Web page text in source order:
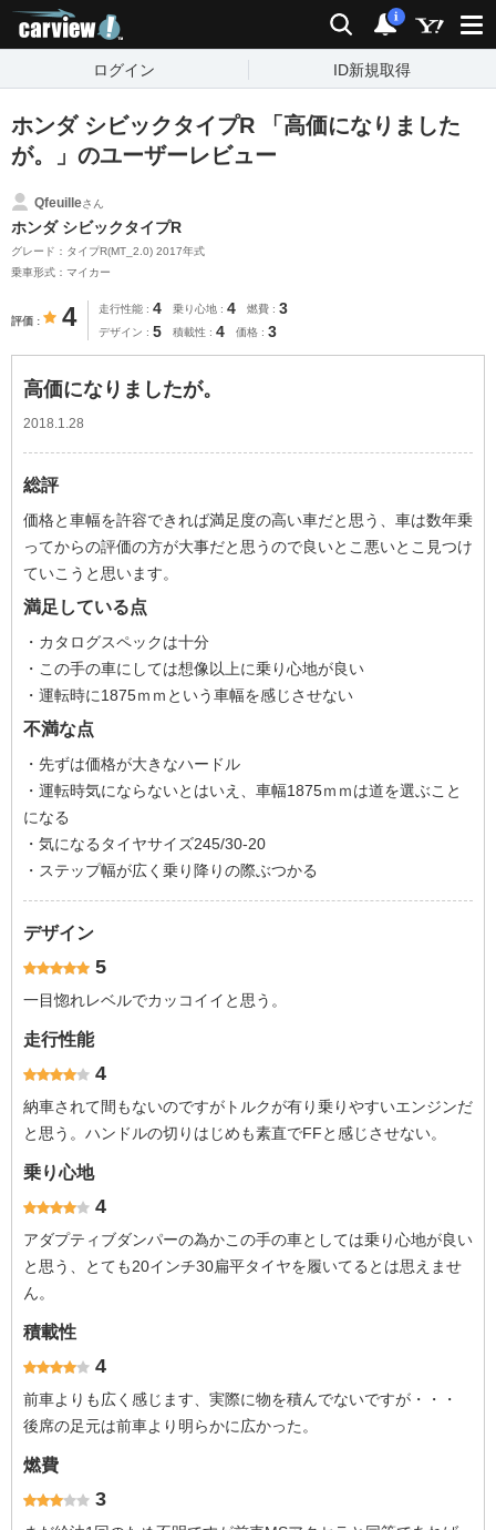
検索 通知
i
ログイン ID新規取得
ホンダ シビックタイプR 「高価になりました
が。」のユーザーレビュー
Qfeuilleさん
ホンダ シビックタイプR
グレード：タイプR(MT_2.0) 2017年式
乗車形式：マイカー
評価 4 走行性能 4 乗り心地 4 燃費 3
デザイン 5 積載性 4 価格 3
高価になりましたが。
2018.1.28
総評
価格と車幅を許容できれば満足度の高い車だと思う、車は数年乗
ってからの評価の方が大事だと思うので良いとこ悪いとこ見つけ
ていこうと思います。
満足している点
・カタログスペックは十分
・この手の車にしては想像以上に乗り心地が良い
・運転時に1875ｍｍという車幅を感じさせない
不満な点
・先ずは価格が大きなハードル
・運転時気にならないとはいえ、車幅1875ｍｍは道を選ぶこと
になる
・気になるタイヤサイズ245/30-20
・ステップ幅が広く乗り降りの際ぶつかる
デザイン
5
一目惚れレベルでカッコイイと思う。
走行性能
4
納車されて間もないのですがトルクが有り乗りやすいエンジンだ
と思う。ハンドルの切りはじめも素直でFFと感じさせない。
乗り心地
4
アダプティブダンパーの為かこの手の車としては乗り心地が良い
と思う、とても20インチ30扁平タイヤを履いてるとは思えませ
ん。
積載性
4
前車よりも広く感じます、実際に物を積んでないですが・・・
後席の足元は前車より明らかに広かった。
燃費
3